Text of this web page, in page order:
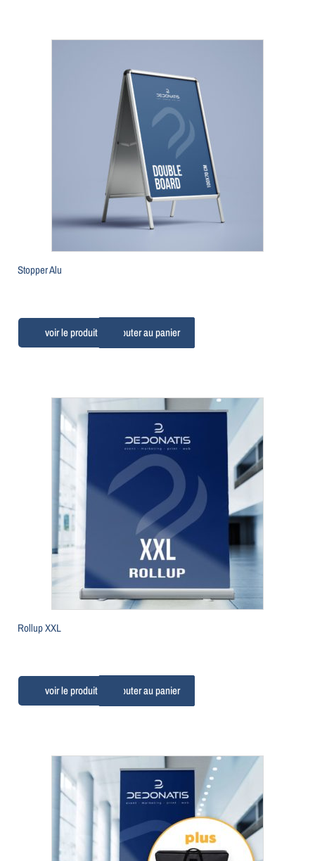
Stopper Alu
Ajouter au panier
Rollup XXL
Ajouter au panier